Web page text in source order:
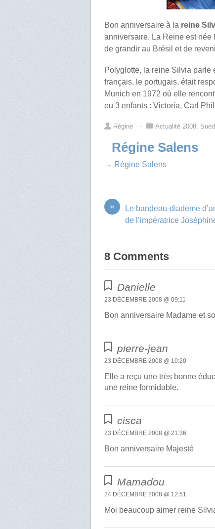
Bon anniversaire à la reine
anniversaire. La Reine est
de grandir au Brésil et de
Polyglotte, la reine Silvia parle
français, le portugais, était
Munich en 1972 où elle
eu 3 enfants : Victoria, Carl
Régine ⋅ Actualité 2008,
Régine Salens
→ Régine Salens
«
Le bandeau-diadème
de l’impératrice
8 Comments
Danielle
23 DÉCEMBRE 2008 @ 09:11
Bon anniversaire Madame et
pierre-jean
23 DÉCEMBRE 2008 @ 10:20
Elle a reçu une très bonne
une reine formidable.
cisca
23 DÉCEMBRE 2008 @ 21:36
Bon anniversaire Majesté
Mamadou
24 DÉCEMBRE 2008 @ 12:51
Moi beaucoup aimer reine